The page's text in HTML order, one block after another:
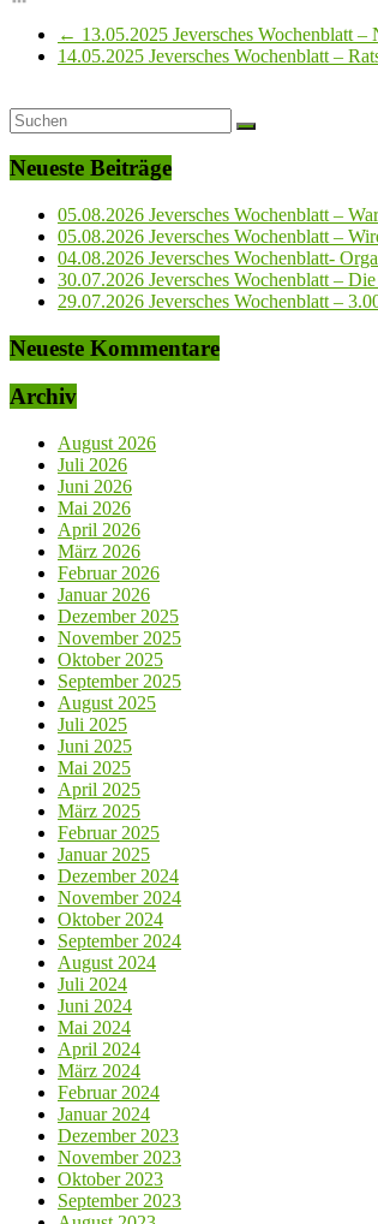
← 13.05.2025 Jeversches Wochenblatt
14.05.2025 Jeversches Wochenblatt –
Neueste Beiträge
05.08.2026 Jeversches Wochenblatt –
05.08.2026 Jeversches Wochenblatt –
04.08.2026 Jeversches Wochenblatt-
30.07.2026 Jeversches Wochenblatt –
29.07.2026 Jeversches Wochenblatt –
Neueste Kommentare
Archiv
August 2026
Juli 2026
Juni 2026
Mai 2026
April 2026
März 2026
Februar 2026
Januar 2026
Dezember 2025
November 2025
Oktober 2025
September 2025
August 2025
Juli 2025
Juni 2025
Mai 2025
April 2025
März 2025
Februar 2025
Januar 2025
Dezember 2024
November 2024
Oktober 2024
September 2024
August 2024
Juli 2024
Juni 2024
Mai 2024
April 2024
März 2024
Februar 2024
Januar 2024
Dezember 2023
November 2023
Oktober 2023
September 2023